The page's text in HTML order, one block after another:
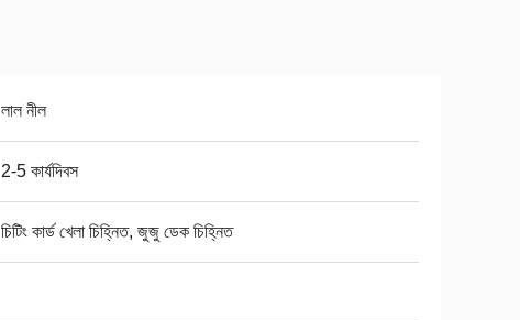
লাল নীল
2-5 কার্যদিবস
চিটিং কার্ড খেলা চিহ্নিত, জুজু ডেক চিহ্নিত